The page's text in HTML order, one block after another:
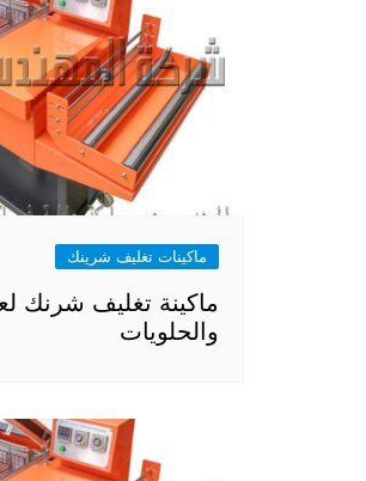
ماكينات تغليف شرينك
ماكينة تغليف شرنك
والحلويات